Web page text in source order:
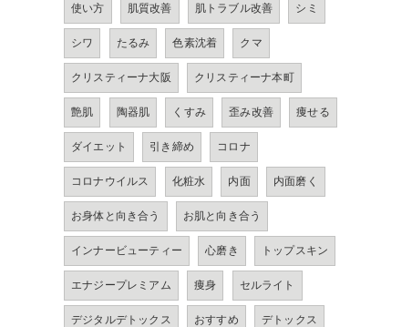
使い方 肌質改善 肌トラブル改善 シミ
シワ たるみ 色素沈着 クマ
クリスティーナ大阪 クリスティーナ本町
艶肌 陶器肌 くすみ 歪み改善 痩せる
ダイエット 引き締め コロナ
コロナウイルス 化粧水 内面 内面磨く
お身体と向き合う お肌と向き合う
インナービューティー 心磨き トップスキン
エナジープレミアム 痩身 セルライト
デジタルデトックス おすすめ デトックス